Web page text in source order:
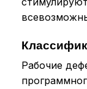
Рабочие